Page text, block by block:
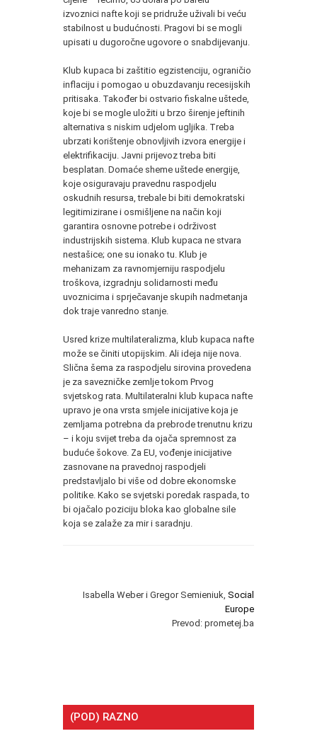
izvoznici nafte koji se pridruže uživali bi veću
stabilnost u budućnosti. Pragovi bi se mogli
upisati u dugoročne ugovore o snabdijevanju.
Klub kupaca bi zaštitio egzistenciju, ograničio
inflaciju i pomogao u obuzdavanju recesijskih
pritisaka. Također bi ostvario fiskalne uštede,
koje bi se mogle uložiti u brzo širenje jeftinih
alternativa s niskim udjelom ugljika. Treba
ubrzati korištenje obnovljivih izvora energije i
elektrifikaciju. Javni prijevoz treba biti
besplatan. Domaće sheme uštede energije,
koje osiguravaju pravednu raspodjelu
oskudnih resursa, trebale bi biti demokratski
legitimizirane i osmišljene na način koji
garantira osnovne potrebe i održivost
industrijskih sistema. Klub kupaca ne stvara
nestašice; one su ionako tu. Klub je
mehanizam za ravnomjerniju raspodjelu
troškova, izgradnju solidarnosti među
uvoznicima i sprječavanje skupih nadmetanja
dok traje vanredno stanje.
Usred krize multilateralizma, klub kupaca nafte
može se činiti utopijskim. Ali ideja nije nova.
Slična šema za raspodjelu sirovina provedena
je za savezničke zemlje tokom Prvog
svjetskog rata. Multilateralni klub kupaca nafte
upravo je ona vrsta smjele inicijative koja je
zemljama potrebna da prebrode trenutnu krizu
– i koju svijet treba da ojača spremnost za
buduće šokove. Za EU, vođenje inicijative
zasnovane na pravednoj raspodjeli
predstavljalo bi više od dobre ekonomske
politike. Kako se svjetski poredak raspada, to
bi ojačalo poziciju bloka kao globalne sile
koja se zalaže za mir i saradnju.
Isabella Weber i Gregor Semieniuk, Social
Europe
Prevod: prometej.ba
(POD) RAZNO